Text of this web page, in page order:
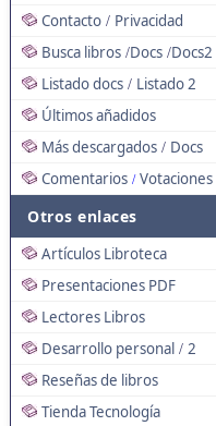
Contacto / Privacidad
Busca libros /Docs /Docs2
Listado docs / Listado 2
Últimos añadidos
Más descargados / Docs
Comentarios / Votaciones
Otros enlaces
Artículos Libroteca
Presentaciones PDF
Lectores Libros
Desarrollo personal / 2
Reseñas de libros
Tienda Tecnología